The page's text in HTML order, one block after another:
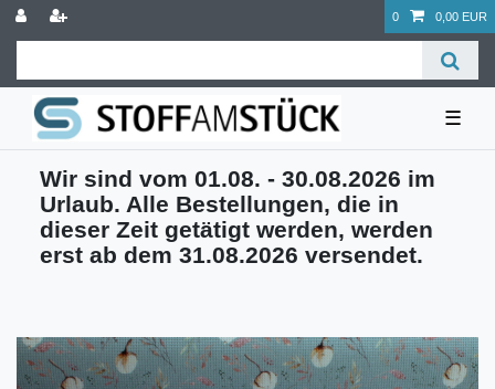
0 0,00 EUR
☰
Wir sind vom 01.08. - 30.08.2026 im
Urlaub. Alle Bestellungen, die in
dieser Zeit getätigt werden, werden
erst ab dem 31.08.2026 versendet.